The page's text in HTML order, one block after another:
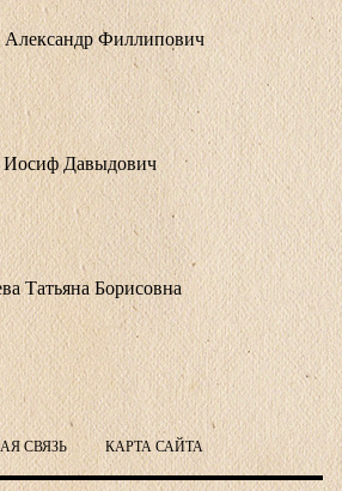
Филлипович
Иосиф Давыдович
Татьяна Борисовна
СВЯЗЬ КАРТА САЙТА